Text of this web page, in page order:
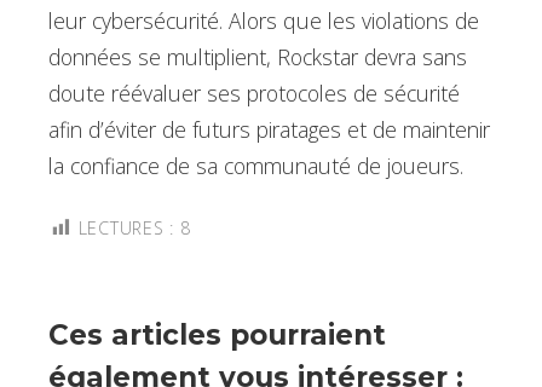
leur cybersécurité. Alors que les violations de
données se multiplient, Rockstar devra sans
doute réévaluer ses protocoles de sécurité
afin d’éviter de futurs piratages et de maintenir
la confiance de sa communauté de joueurs.
LECTURES : 8
Ces articles pourraient
également vous intéresser :